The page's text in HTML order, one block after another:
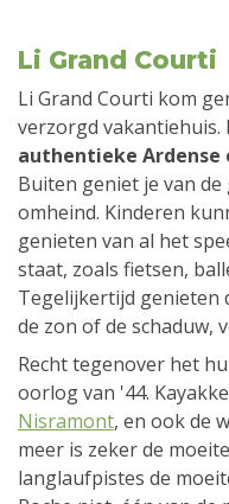
Li Grand Courti
Li Grand Courti kom
verzorgd vakantiehuis.
authentieke Ardense
Buiten geniet je van
omheind. Kinderen
genieten van al het
staat, zoals fietsen,
Tegelijkertijd genieten
de zon of de schaduw,
Recht tegenover het
oorlog van '44.
Nisramont, en ook de
meer is zeker de
langlaufpistes de